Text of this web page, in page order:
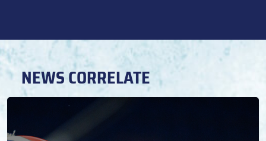
NEWS CORRELATE